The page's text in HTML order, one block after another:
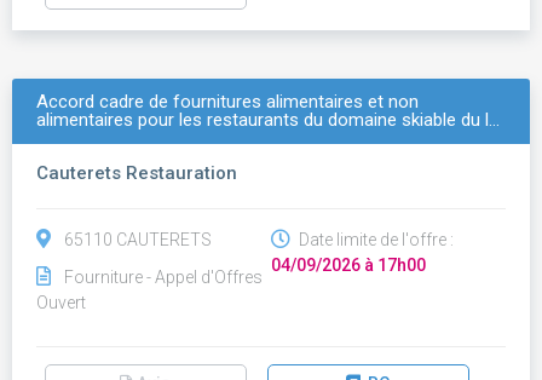
Accord cadre de fournitures alimentaires et non
alimentaires pour les restaurants du domaine skiable du l…
Cauterets Restauration
65110 CAUTERETS
Fourniture - Appel d'Offres
Ouvert
Date limite de l'offre :
04/09/2026 à 17h00